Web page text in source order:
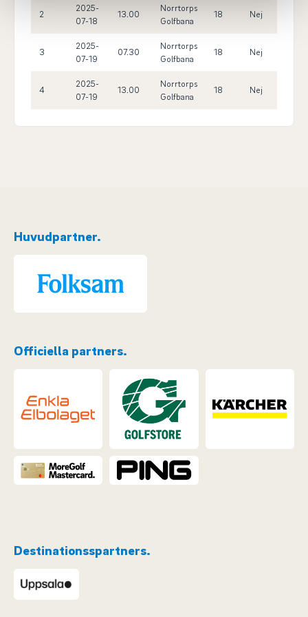
2
2025-
07-18
13.00
Norrtorps
Golfbana
18 Nej
3
2025-
07-19
07.30
Norrtorps
Golfbana
18 Nej
4
2025-
07-19
13.00
Norrtorps
Golfbana
18 Nej
Huvudpartner.
Officiella partners.
Destinationsspartners.